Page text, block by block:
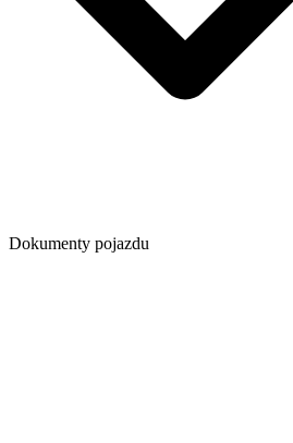
Dokumenty pojazdu